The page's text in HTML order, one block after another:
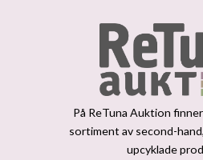
På ReTuna Auktion
sortiment av second-
upcyklade